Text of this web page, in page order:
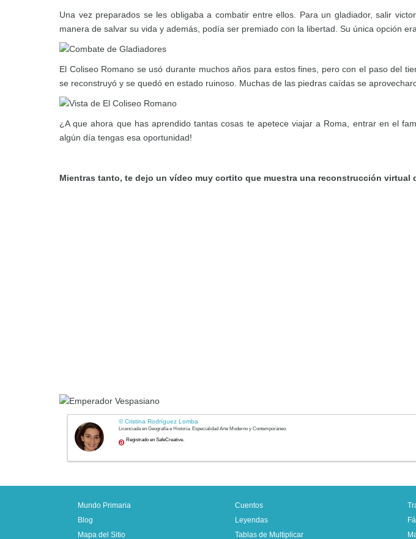
Una vez preparados se les obligaba a combatir entre ellos. Para un gladiador, salir
manera de salvar su vida y además, podía ser premiado con la libertad. Su única opción
El Coliseo Romano se usó durante muchos años para estos fines, pero con el paso del
se reconstruyó y se quedó en estado ruinoso. Muchas de las piedras caídas se
¿A que ahora que has aprendido tantas cosas te apetece viajar a Roma, entrar en el
algún día tengas esa oportunidad!
Mientras tanto, te dejo un vídeo muy cortito que muestra una reconstrucción virtual
Mundo Primaria
Blog
Mapa del Sitio
Cuentos
Leyendas
Tablas de Multiplicar